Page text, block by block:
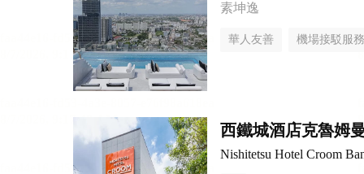
素坤逸
華人友善 機場接駁服務
西鐵城酒店克魯姆
Nishitetsu Hotel Croom